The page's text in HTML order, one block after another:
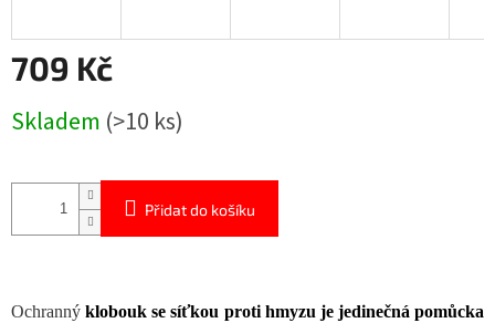
709 Kč
cena:
Skladem (>10 ks)
Přidat do košíku
Ochrannýklobouk se síťkou proti hmyzu je jedinečná pomůcka